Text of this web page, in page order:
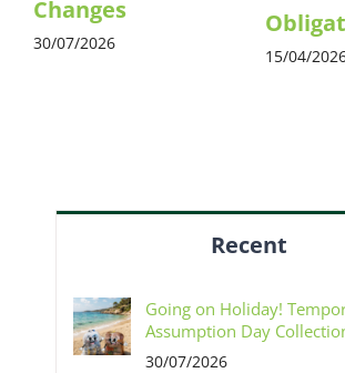
Changes
30/07/2026
15/04/
Recent
Going on Holiday!
Assumption Day
30/07/2026